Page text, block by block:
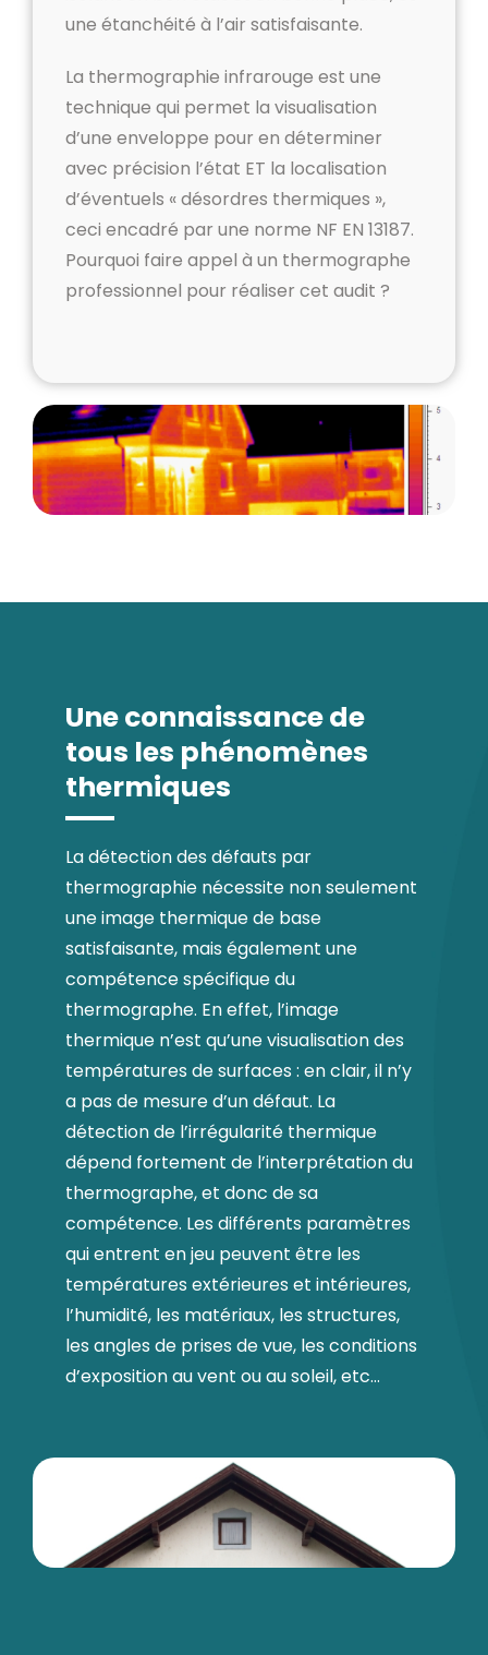
une étanchéité à l’air satisfaisante.
La thermographie infrarouge est une
technique qui permet la visualisation
d’une enveloppe pour en déterminer
avec précision l’état ET la localisation
d’éventuels « désordres thermiques »,
ceci encadré par une norme NF EN 13187.
Pourquoi faire appel à un thermographe
professionnel pour réaliser cet audit ?
Une connaissance de
tous les phénomènes
thermiques
La détection des défauts par
thermographie nécessite non seulement
une image thermique de base
satisfaisante, mais également une
compétence spécifique du
thermographe. En effet, l’image
thermique n’est qu’une visualisation des
températures de surfaces : en clair, il n’y
a pas de mesure d’un défaut. La
détection de l’irrégularité thermique
dépend fortement de l’interprétation du
thermographe, et donc de sa
compétence. Les différents paramètres
qui entrent en jeu peuvent être les
températures extérieures et intérieures,
l’humidité, les matériaux, les structures,
les angles de prises de vue, les conditions
d’exposition au vent ou au soleil, etc…